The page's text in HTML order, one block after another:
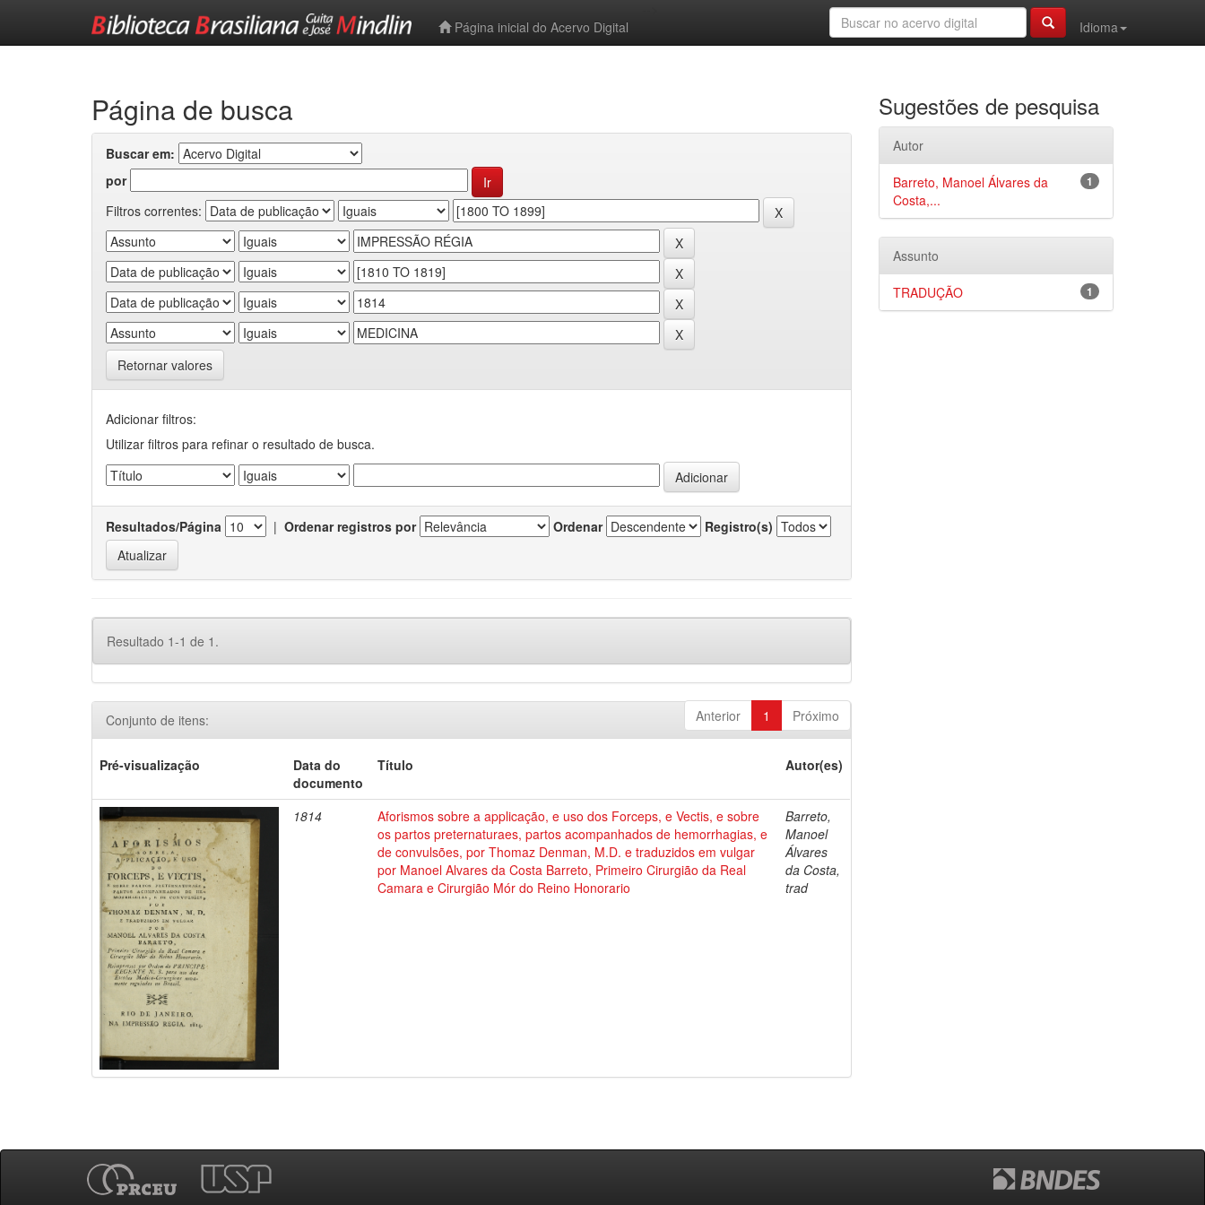
Página inicial do Acervo Digital
Idioma
Página de busca
Buscar em:
por
Filtros correntes:
Retornar valores
Adicionar filtros:
Utilizar filtros para refinar o resultado de busca.
Resultados/Página | Ordenar registros por Ordenar Registro(s)
Resultado 1-1 de 1.
Anterior 1 Próximo
Conjunto de itens:
Pré-visualização
Data do
documento
Título Autor(es)
1814
Aforismos sobre a applicação, e uso dos Forceps, e Vectis, e sobre
os partos preternaturaes, partos acompanhados de hemorrhagias, e
de convulsões, por Thomaz Denman, M.D. e traduzidos em vulgar
por Manoel Alvares da Costa Barreto, Primeiro Cirurgião da Real
Camara e Cirurgião Mór do Reino Honorario
Barreto,
Manoel
Álvares
da Costa,
trad
Sugestões de pesquisa
Autor
1
Barreto, Manoel Álvares da
Costa,...
Assunto
1
TRADUÇÃO